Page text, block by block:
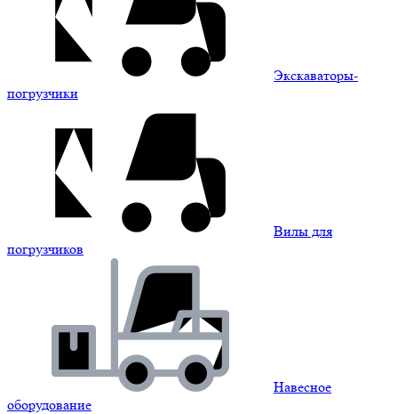
Экскаваторы-
погрузчики
Вилы для
погрузчиков
Навесное
оборудование